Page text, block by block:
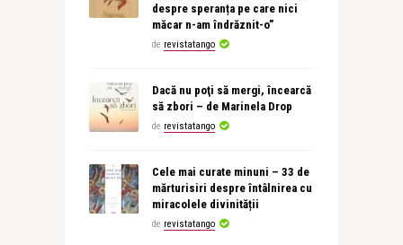
despre speranța pe care nici
măcar n-am îndrăznit-o”
de revistatango
Dacă nu poţi să mergi, încearcă
să zbori – de Marinela Drop
de revistatango
Cele mai curate minuni – 33 de
mărturisiri despre întâlnirea cu
miracolele divinității
de revistatango